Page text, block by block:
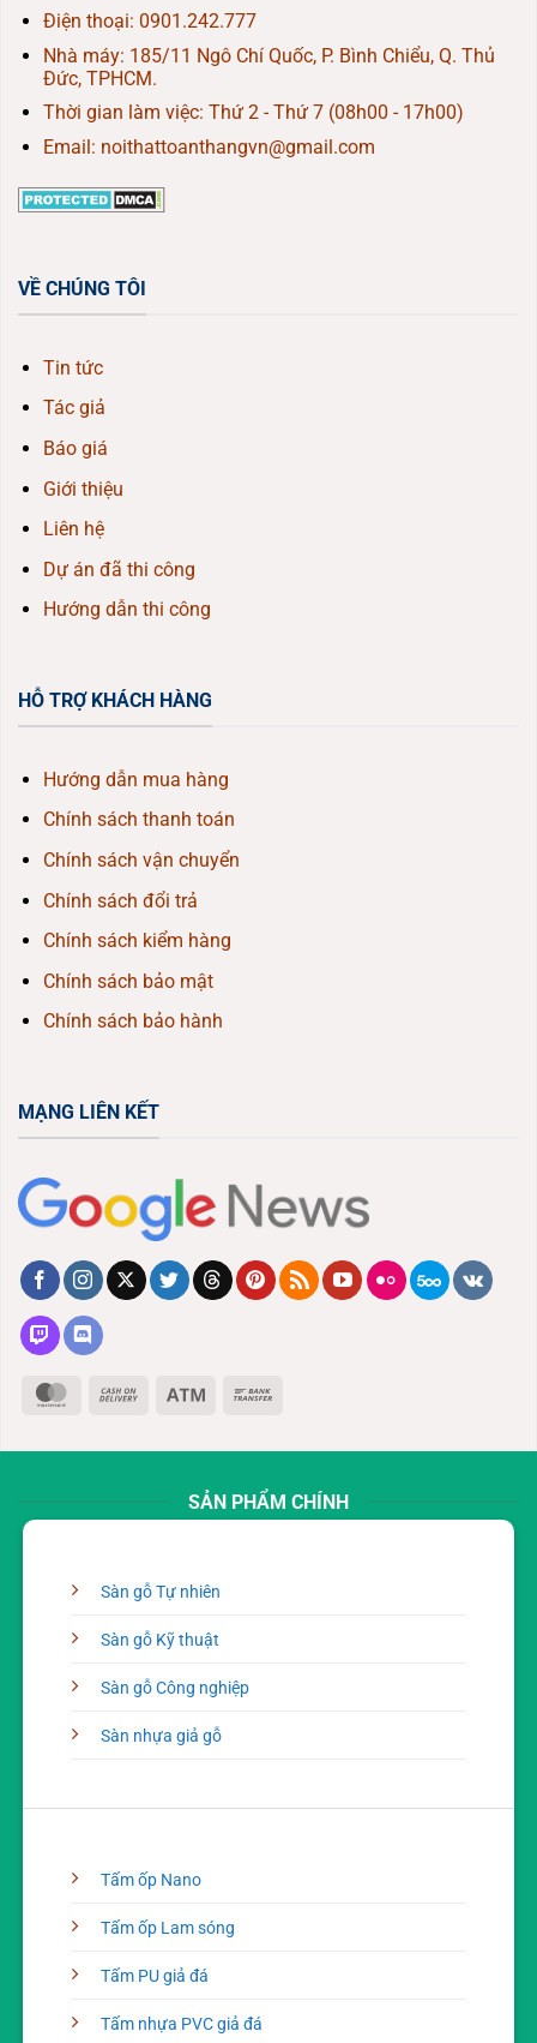
Điện thoại: 0901.242.777
Nhà máy: 185/11 Ngô Chí Quốc, P. Bình Chiểu, Q. Thủ
Đức, TPHCM.
Thời gian làm việc: Thứ 2 - Thứ 7 (08h00 - 17h00)
Email: noithattoanthangvn@gmail.com
VỀ CHÚNG TÔI
Tin tức
Tác giả
Báo giá
Giới thiệu
Liên hệ
Dự án đã thi công
Hướng dẫn thi công
HỖ TRỢ KHÁCH HÀNG
Hướng dẫn mua hàng
Chính sách thanh toán
Chính sách vận chuyển
Chính sách đổi trả
Chính sách kiểm hàng
Chính sách bảo mật
Chính sách bảo hành
MẠNG LIÊN KẾT
MasterCard
Cash
Delivery
Atm
SẢN PHẨM CHÍNH
Sàn gỗ Tự nhiên
Sàn gỗ Kỹ thuật
Sàn gỗ Công nghiệp
Sàn nhựa giả gỗ
Tấm ốp Nano
Tấm ốp Lam sóng
Tấm PU giả đá
Tấm nhựa PVC giả đá